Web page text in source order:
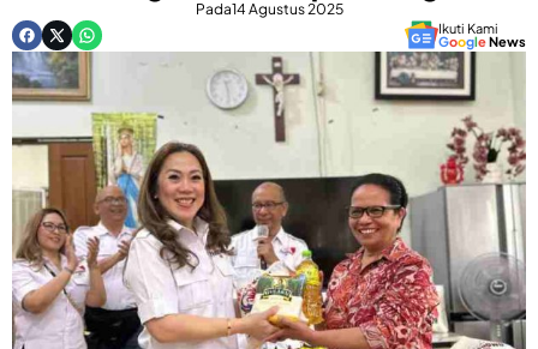
Pada14 Agustus 2025
Ikuti Kami
GoogleNews